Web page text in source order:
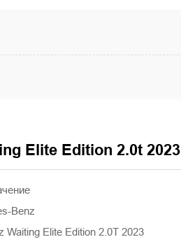
Elite Edition 2.0t 2023
Benz
Elite Edition 2.0T 2023